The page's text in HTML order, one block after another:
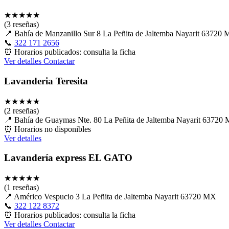
★★★★★
(3 reseñas)
📍 Bahía de Manzanillo Sur 8 La Peñita de Jaltemba Nayarit 63720
📞 322 171 2656
⏰ Horarios publicados: consulta la ficha
Ver detalles Contactar
Lavanderia Teresita
★★★★★
(2 reseñas)
📍 Bahía de Guaymas Nte. 80 La Peñita de Jaltemba Nayarit 63720
⏰ Horarios no disponibles
Ver detalles
Lavandería express EL GATO
★★★★★
(1 reseñas)
📍 Américo Vespucio 3 La Peñita de Jaltemba Nayarit 63720 MX
📞 322 122 8372
⏰ Horarios publicados: consulta la ficha
Ver detalles Contactar